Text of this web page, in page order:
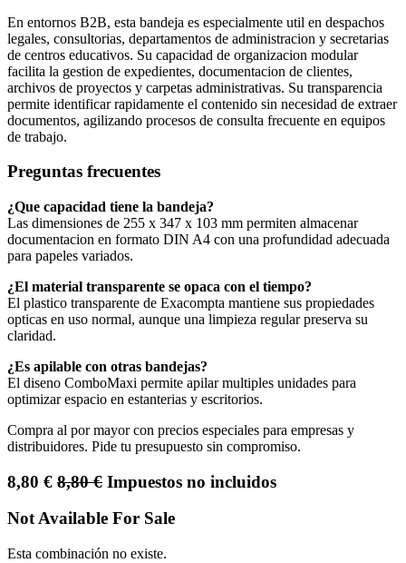
En entornos B2B, esta bandeja es especialmente util en despachos
legales, consultorias, departamentos de administracion y secretarias
de centros educativos. Su capacidad de organizacion modular
facilita la gestion de expedientes, documentacion de clientes,
archivos de proyectos y carpetas administrativas. Su transparencia
permite identificar rapidamente el contenido sin necesidad de extraer
documentos, agilizando procesos de consulta frecuente en equipos
de trabajo.
Preguntas frecuentes
¿Que capacidad tiene la bandeja?
Las dimensiones de 255 x 347 x 103 mm permiten almacenar
documentacion en formato DIN A4 con una profundidad adecuada
para papeles variados.
¿El material transparente se opaca con el tiempo?
El plastico transparente de Exacompta mantiene sus propiedades
opticas en uso normal, aunque una limpieza regular preserva su
claridad.
¿Es apilable con otras bandejas?
El diseno ComboMaxi permite apilar multiples unidades para
optimizar espacio en estanterias y escritorios.
Compra al por mayor con precios especiales para empresas y
distribuidores. Pide tu presupuesto sin compromiso.
8,80 € 8,80€ Impuestos no incluidos
Not Available For Sale
Esta combinación no existe.